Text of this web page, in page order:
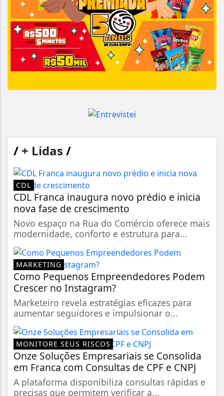
/ + Lidas /
CDL
CDL Franca inaugura novo prédio e inicia
nova fase de crescimento
Novo espaço na Rua do Comércio oferece mais
modernidade, conforto e estrutura para...
MARKETING
Como Pequenos Empreendedores Podem
Crescer no Instagram?
Marketeiro revela estratégias eficazes para
aumentar seguidores e impulsionar o...
MONITORE SEUS RISCOS
Onze Soluções Empresariais se Consolida
em Franca com Consultas de CPF e CNPJ
A plataforma disponibiliza consultas rápidas e
precisas que permitem verificar a...